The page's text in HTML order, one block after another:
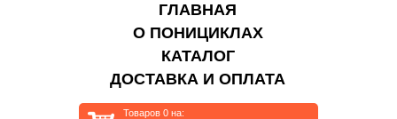
ГЛАВНАЯ
О ПОНИЦИКЛАХ
КАТАЛОГ
ДОСТАВКА И ОПЛАТА
Товаров 0 на: